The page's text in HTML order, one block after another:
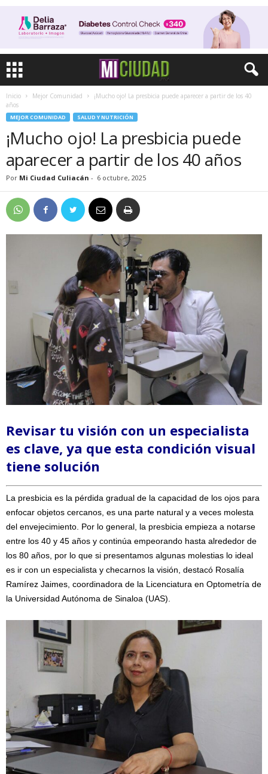
Inicio Mejor Comunidad
¡Mucho ojo! La presbicia puede aparecer a partir de los 40
años
MEJOR COMUNIDAD SALUD Y NUTRICIÓN
¡Mucho ojo! La presbicia puede
aparecer a partir de los 40 años
Por Mi Ciudad Culiacán - 6 octubre, 2025
Revisar tu visión con un especialista
es clave, ya que esta condición visual
tiene solución
La presbicia es la pérdida gradual de la capacidad de los ojos para
enfocar objetos cercanos, es una parte natural y a veces molesta
del envejecimiento. Por lo general, la presbicia empieza a notarse
entre los 40 y 45 años y continúa empeorando hasta alrededor de
los 80 años, por lo que si presentamos algunas molestias lo ideal
es ir con un especialista y checarnos la visión, destacó Rosalía
Ramírez Jaimes, coordinadora de la Licenciatura en Optometría de
la Universidad Autónoma de Sinaloa (UAS).